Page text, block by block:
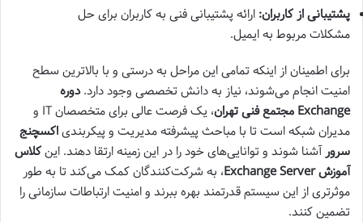
پشتیبانی از کاربران: ارائه پشتیبانی فنی به کاربران برای حل
مشکلات مربوط به ایمیل.
برای اطمینان از اینکه تمامی این مراحل به درستی و با بالاترین سطح
امنیت انجام می‌شوند، نیاز به دانش تخصصی وجود دارد. دوره
Exchange مجتمع فنی تهران
، یک فرصت عالی برای متخصصان IT و
مدیران شبکه است تا با مباحث پیشرفته مدیریت و پیکربندیاکسچنج
سرور آشنا شوند و توانایی‌های خود را در این زمینه ارتقا دهند. اینکلاس
آموزش Exchange Server
، به شرکت‌کنندگان کمک می‌کند تا به طور
موثرتری از این سیستم قدرتمند بهره ببرند و امنیت ارتباطات سازمانی را
تضمین کنند.